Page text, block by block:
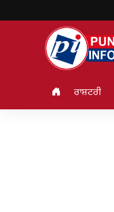
ਰਾਸ਼ਟਰੀ